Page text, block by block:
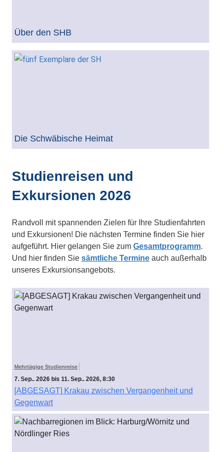
Über den SHB
Die Schwäbische Heimat
Studienreisen und
Exkursionen 2026
Randvoll mit spannenden Zielen für Ihre Studienfahrten
und Exkursionen! Die nächsten Termine finden Sie hier
aufgeführt. Hier gelangen Sie zum Gesamtprogramm.
Und hier finden Sie sämtliche Termine auch außerhalb
unseres Exkursionsangebots.
Mehrtägige Studienreise
7. Sep.. 2026 bis 11. Sep.. 2026, 8:30
[ABGESAGT] Krakau zwischen Vergangenheit und
Gegenwart